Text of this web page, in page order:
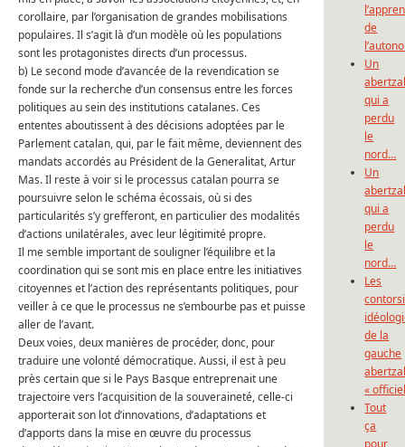
corollaire, par l’organisation de grandes mobilisations
populaires. Il s’agit là d’un modèle où les populations
sont les protagonistes directs d’un processus.
b) Le second mode d’avancée de la revendication se
fonde sur la recherche d’un consensus entre les forces
politiques au sein des institutions catalanes. Ces
ententes aboutissent à des décisions adoptées par le
Parlement catalan, qui, par le fait même, deviennent des
mandats accordés au Président de la Generalitat, Artur
Mas. Il reste à voir si le processus catalan pourra se
poursuivre selon le schéma écossais, où si des
particularités s’y grefferont, en particulier des modalités
d’actions unilatérales, avec leur légitimité propre.
Il me semble important de souligner l’équilibre et la
coordination qui se sont mis en place entre les initiatives
citoyennes et l’action des représentants politiques, pour
veiller à ce que le processus ne s’embourbe pas et puisse
aller de l’avant.
Deux voies, deux manières de procéder, donc, pour
traduire une volonté démocratique. Aussi, il est à peu
près certain que si le Pays Basque entreprenait une
trajectoire vers l’acquisition de la souveraineté, celle-ci
apporterait son lot d’innovations, d’adaptations et
d’apports dans la mise en œuvre du processus
de
Un
qui a
perdu
le
nord…
Un
qui a
perdu
le
nord…
Les
de la
gauche
«
Tout
ça